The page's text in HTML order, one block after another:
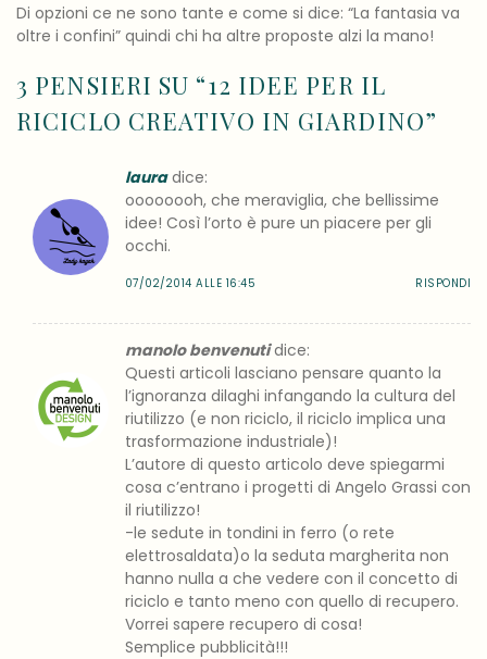
Di opzioni ce ne sono tante e come si dice: “La fantasia va
oltre i confini” quindi chi ha altre proposte alzi la mano!
3 PENSIERI SU “12 IDEE PER IL
RICICLO CREATIVO IN GIARDINO”
laura dice:
oooooooh, che meraviglia, che bellissime
idee! Così l’orto è pure un piacere per gli
occhi.
07/02/2014 ALLE 16:45 RISPONDI
manolo benvenuti dice:
Questi articoli lasciano pensare quanto la
l’ignoranza dilaghi infangando la cultura del
riutilizzo (e non riciclo, il riciclo implica una
trasformazione industriale)!
L’autore di questo articolo deve spiegarmi
cosa c’entrano i progetti di Angelo Grassi con
il riutilizzo!
-le sedute in tondini in ferro (o rete
elettrosaldata)o la seduta margherita non
hanno nulla a che vedere con il concetto di
riciclo e tanto meno con quello di recupero.
Vorrei sapere recupero di cosa!
Semplice pubblicità!!!